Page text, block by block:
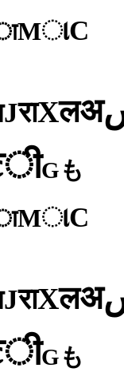
MાC
JराXलअ
ीGも
MાC
JराXलअ
ीGも